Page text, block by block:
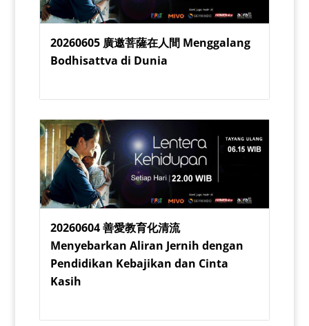
20260605 廣邀菩薩在人間 Menggalang
Bodhisattva di Dunia
20260604 善愛教育化清流
Menyebarkan Aliran Jernih dengan
Pendidikan Kebajikan dan Cinta
Kasih